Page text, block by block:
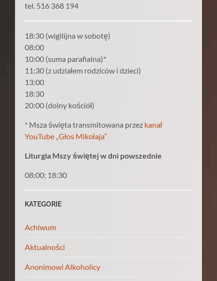
tel. 516 368 194
18:30 (wigilijna w sobotę)
08:00
10:00 (suma parafialna)*
11:30 (z udziałem rodziców i dzieci)
13:00
18:30
20:00 (dolny kościół)
* Msza święta transmitowana przez kanał
YouTube „Głos Mikołaja”
Liturgia Mszy świętej w dni powszednie
08:00; 18:30
KATEGORIE
Achiwum
Aktualności
Anonimowi Alkoholicy